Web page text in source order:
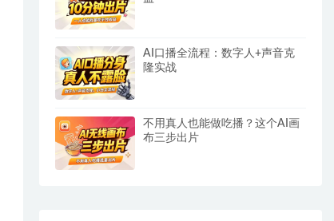
AI口播全流程：数字人+声音克
隆实战
不用真人也能做吃播？这个AI画
布三步出片